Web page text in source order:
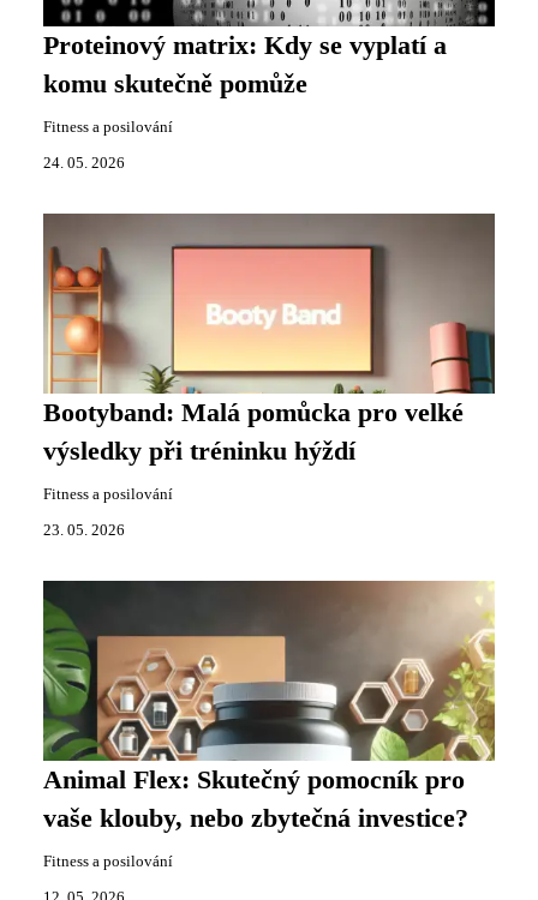
Proteinový matrix: Kdy se vyplatí a
komu skutečně pomůže
Fitness a posilování
24. 05. 2026
Bootyband: Malá pomůcka pro velké
výsledky při tréninku hýždí
Fitness a posilování
23. 05. 2026
Animal Flex: Skutečný pomocník pro
vaše klouby, nebo zbytečná investice?
Fitness a posilování